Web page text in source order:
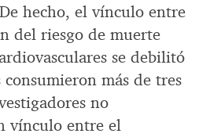
hecho, el vínculo entre
del riesgo de muerte
se debilitó
consumieron más de tres
no
vínculo entre el